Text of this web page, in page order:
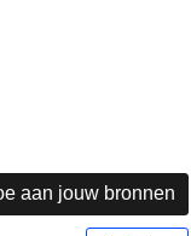
aan jouw bronnen